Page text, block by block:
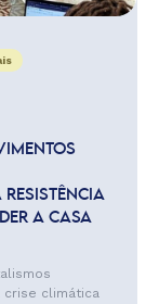
RESISTÊNCIA
A CASA
crise climática